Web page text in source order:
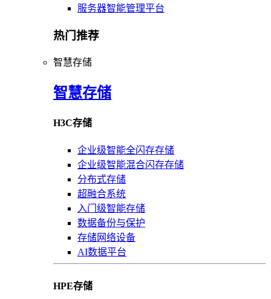
服务器智能管理平台
热门推荐
智慧存储
智慧存储
H3C存储
企业级智能全闪存存储
企业级智能混合闪存存储
分布式存储
超融合系统
入门级智能存储
数据备份与保护
存储网络设备
AI数据平台
HPE存储